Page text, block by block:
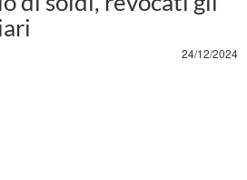
24/12/2024